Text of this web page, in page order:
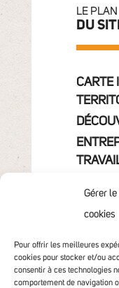
Gérer
cookies
Pour offrir les meilleures
cookies pour stocker et/ou
consentir à ces technologies
comportement de navigation
LE PLAN
DU
CARTE